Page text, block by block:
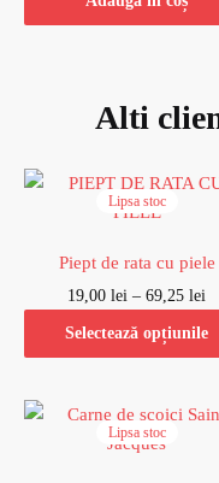
Alti
Lipsa stoc
Piept de rata cu piele
19,00lei –69,25lei
Selectează opțiunile
Lipsa stoc